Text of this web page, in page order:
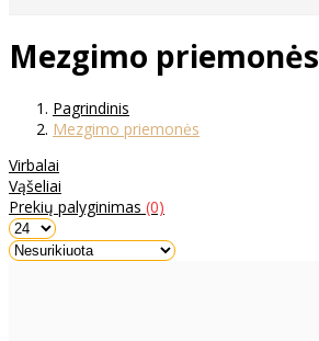
Mezgimo priemonės
Pagrindinis
Mezgimo priemonės
Virbalai
Vąšeliai
Prekių palyginimas (0)